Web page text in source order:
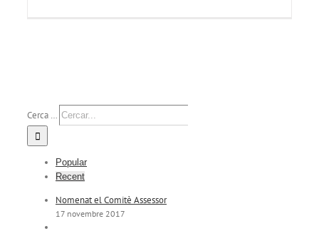
Cerca …
Popular
Recent
Nomenat el Comitè Assessor
17 novembre 2017